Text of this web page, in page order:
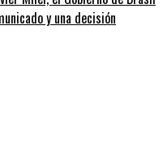
y una decisión